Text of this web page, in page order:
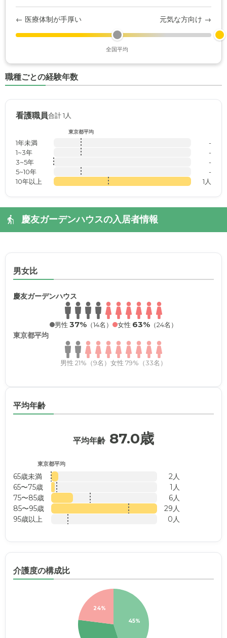
← 医療体制が手厚い 元気な方向け →
全国平均
職種ごとの経験年数
看護職員合計 1人
東京都平均
1年未満
-
1~3年
-
3~5年
-
5~10年
-
10年以上
1人
慶友ガーデンハウスの入居者情報
男女比
慶友ガーデンハウス
男性 37% （14名） 女性 63% （24名）
東京都平均
男性 21%（9名） 女性 79%（33名）
平均年齢
平均年齢 87.0歳
東京都平均
65歳未満
2人
65〜75歳
1人
75〜85歳
6人
85〜95歳
29人
95歳以上
0人
介護度の構成比
45%
24%